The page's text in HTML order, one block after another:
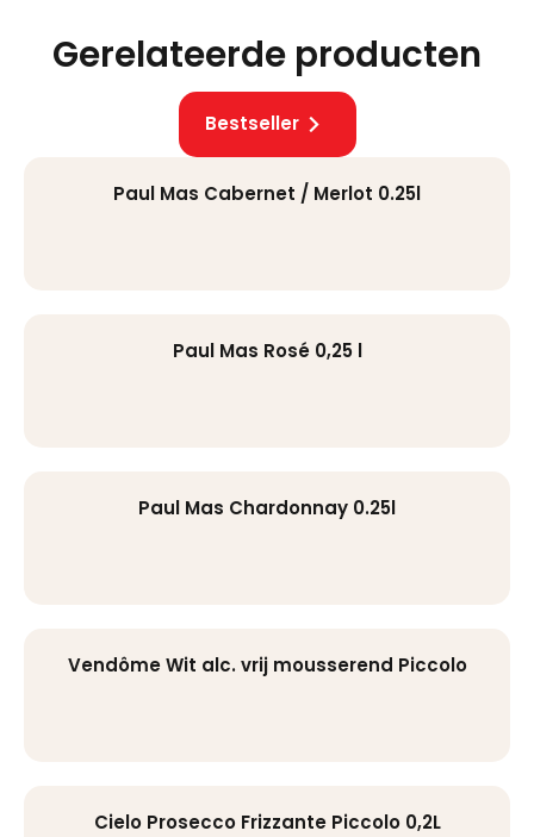
Gerelateerde producten
Bestseller
Paul Mas Cabernet / Merlot 0.25l
Paul Mas Rosé 0,25 l
Paul Mas Chardonnay 0.25l
Vendôme Wit alc. vrij mousserend Piccolo
Cielo Prosecco Frizzante Piccolo 0,2L